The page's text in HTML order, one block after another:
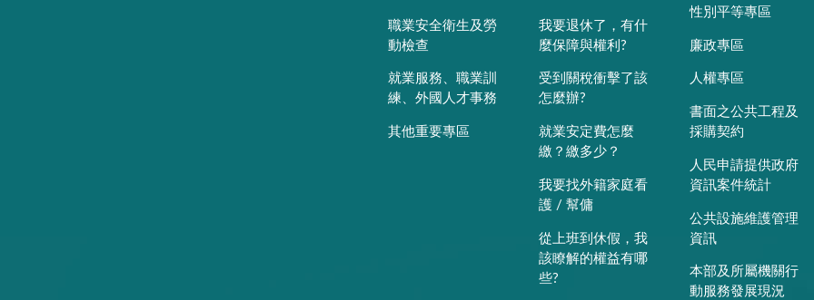
職業安全衛生及勞
動檢查
就業服務、職業訓
練、外國人才事務
其他重要專區
我要退休了，有什
麼保障與權利?
受到關稅衝擊了該
怎麼辦?
就業安定費怎麼
繳？繳多少？
我要找外籍家庭看
護 / 幫傭
從上班到休假，我
該瞭解的權益有哪
些?
性別平等專區
廉政專區
人權專區
書面之公共工程及
採購契約
人民申請提供政府
資訊案件統計
公共設施維護管理
資訊
本部及所屬機關行
動服務發展現況